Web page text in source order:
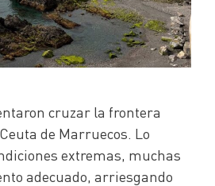
cruzar la frontera
de Marruecos. Lo
extremas, muchas
adecuado, arriesgando